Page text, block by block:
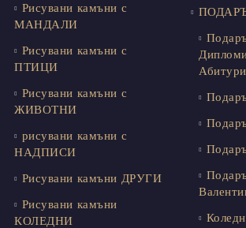
Рисувани камъни с
МАНДАЛИ
Рисувани камъни с
ПТИЦИ
Рисувани камъни с
ЖИВОТНИ
рисувани камъни с
НАДПИСИ
Рисувани камъни ДРУГИ
Рисувани камъни
КОЛЕДНИ